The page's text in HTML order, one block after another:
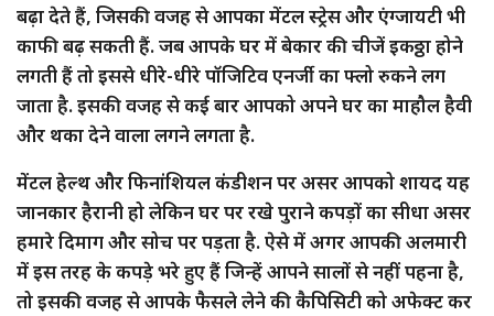
बढ़ा देते हैं, जिसकी वजह से आपका मेंटल स्ट्रेस और एंग्जायटी भी
काफी बढ़ सकती हैं. जब आपके घर में बेकार की चीजें इकठ्ठा होने
लगती हैं तो इससे धीरे-धीरे पॉजिटिव एनर्जी का फ्लो रुकने लग
जाता है. इसकी वजह से कई बार आपको अपने घर का माहौल हैवी
और थका देने वाला लगने लगता है.
मेंटल हेल्थ और फिनांशियल कंडीशन पर असर आपको शायद यह
जानकार हैरानी हो लेकिन घर पर रखे पुराने कपड़ों का सीधा असर
हमारे दिमाग और सोच पर पड़ता है. ऐसे में अगर आपकी अलमारी
में इस तरह के कपड़े भरे हुए हैं जिन्हें आपने सालों से नहीं पहना है,
तो इसकी वजह से आपके फैसले लेने की कैपिसिटी को अफेक्ट कर